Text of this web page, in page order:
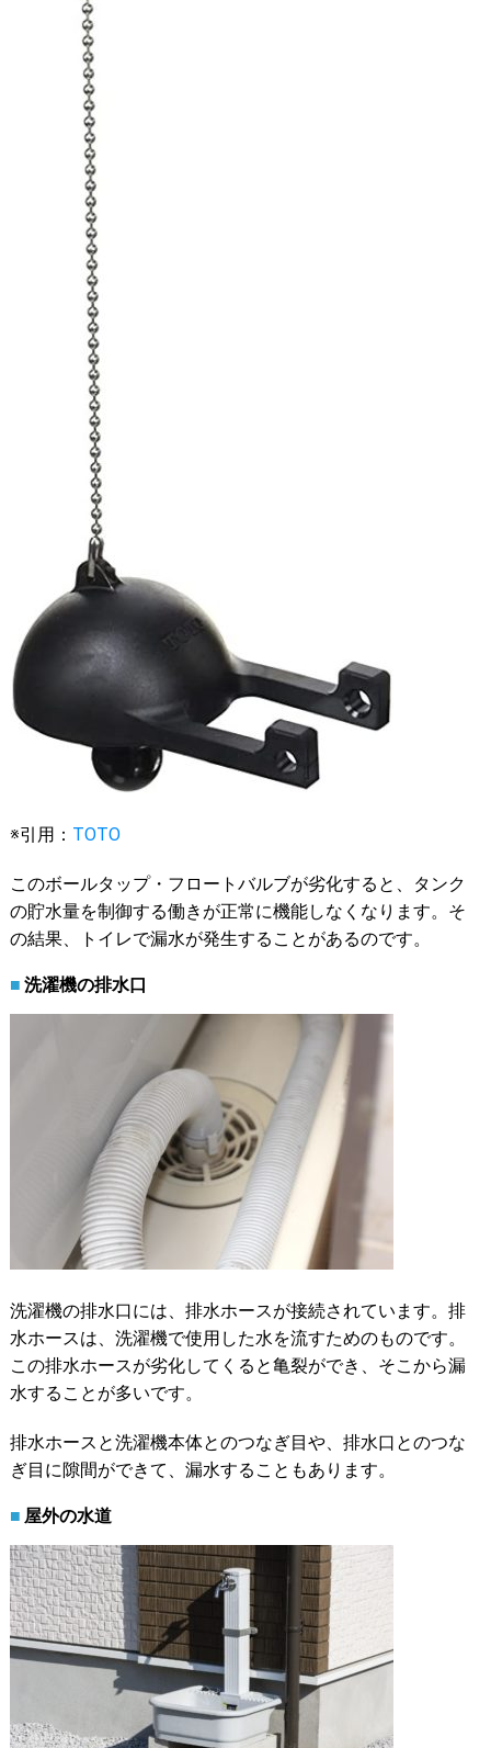
※引用： TOTO
このボールタップ・フロートバルブが劣化すると、タンク
の貯水量を制御する働きが正常に機能しなくなります。そ
の結果、トイレで漏水が発生することがあるのです。
洗濯機の排水口
洗濯機の排水口には、排水ホースが接続されています。排
水ホースは、洗濯機で使用した水を流すためのものです。
この排水ホースが劣化してくると亀裂ができ、そこから漏
水することが多いです。
排水ホースと洗濯機本体とのつなぎ目や、排水口とのつな
ぎ目に隙間ができて、漏水することもあります。
屋外の水道